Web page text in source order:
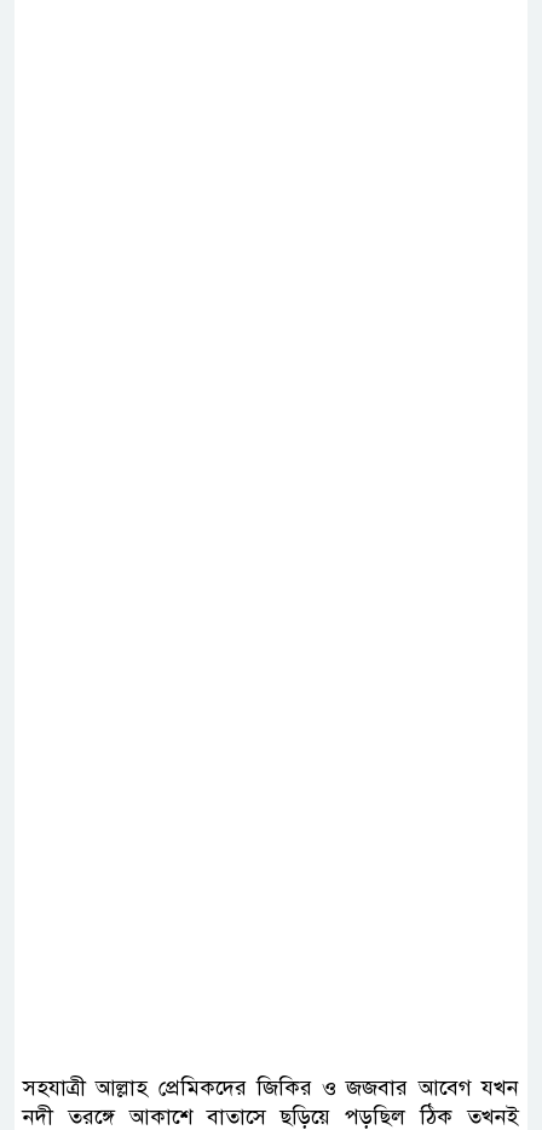
সহযাত্রী আল্লাহ প্রেমিকদের জিকির ও জজবার আবেগ যখন
নদী তরঙ্গে আকাশে বাতাসে ছড়িয়ে পড়ছিল ঠিক তখনই